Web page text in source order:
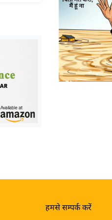
हमसे सम्पर्क करें